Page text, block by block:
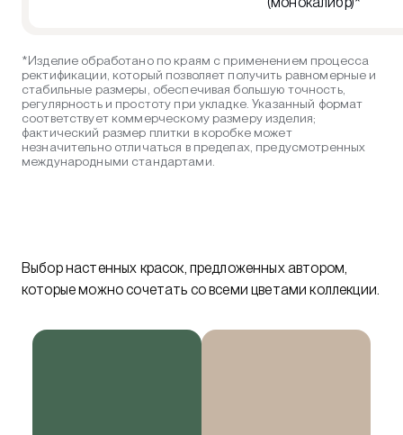
*Изделие обработано по краям с применением процесса
ректификации, который позволяет получить равномерные и
стабильные размеры, обеспечивая большую точность,
регулярность и простоту при укладке. Указанный формат
соответствует коммерческому размеру изделия;
фактический размер плитки в коробке может
незначительно отличаться в пределах, предусмотренных
международными стандартами.
Выбор настенных красок, предложенных автором,
которые можно сочетать со всеми цветами коллекции.